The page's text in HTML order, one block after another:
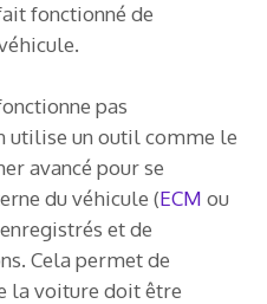
fonctionné de
pas
utilise un outil comme le
avancé pour se
du véhicule (ECM ou
et de
Cela permet de
la voiture doit être